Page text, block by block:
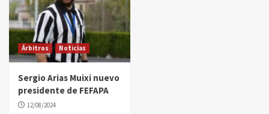
Árbitros Noticias
Sergio Arias Muixi nuevo
presidente de FEFAPA
12/08/2024